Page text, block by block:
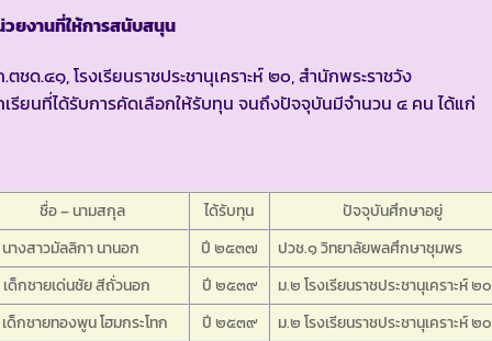
ยงานที่ให้การสนับสนุน
ตชด.๔๑, โรงเรียนราชประชานุเคราะห์ ๒๐, สำนักพระราชวัง
รียนที่ได้รับการคัดเลือกให้รับทุน จนถึงปัจจุบันมีจำนวน ๔ คน ได้แก่
ชื่อ – นามสกุล ได้รับทุน
ปัจจุบันศึกษาอยู่
างสาวมัลลิกา นานอก
ปี ๒๕๓๗
ปวช.๑ วิทยาลัยพลศึกษาชุมพร
ด็กชายเด่นชัย สีถั่วนอก
ปี ๒๕๓๙
ม.๒ โรงเรียนราชประชานุเคราะห์ ๒๐
ด็กชายทองพูน โฮมกระโทก
ปี ๒๕๓๙
ม.๒ โรงเรียนราชประชานุเคราะห์ ๒๐